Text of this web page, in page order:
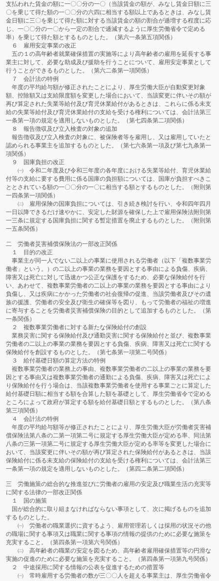
支払われた賃金の額に一〇〇分の一〇（当該賃金の額が、みなし賃金日額に三
〇を乗じて得た額の一〇〇分の六四に相当する額以上であるときは、みなし賃
金日額に三〇を乗じて得た額に対する当該賃金の額の割合が逓増する程度に応
じ、一〇〇分の一〇から一定の割合で逓減するように厚生労働省令で定める
率）を乗じて得た額とするものとした。（第六一条第五項関係）
６ 雇用安定事業の改正
五の１の高年齢者就業確保措置の実施等により高年齢者の雇用を延長する事
業主に対して、必要な助成及び援助を行うことについて、雇用安定事業として
行うことができるものとした。（第六二条第一項関係）
７ 会計法の特例
年度の平均給与額が修正されたことにより、厚生労働大臣が自動変更対象
額、控除額又は支給限度額を変更した場合において、当該変更に伴いその額が
再び算定された失業等給付及び育児休業給付があるときは、これらに係る未支
給の失業等給付及び育児休業給付の支給を受ける権利については、会計法第三
一条第一項の規定を適用しないものとした。（第七四条第二項関係）
８ 報告徴収及び立入検査の対象の追加
報告徴収及び立入検査の対象に、被保険者等を雇用し、又は雇用していたと
認められる事業主を追加するものとした。（第七六条第一項及び第七九条第一
項関係）
９ 国庫負担の改正
㈠ 令和二年度及び令和三年度の各年度における失業等給付、育児休業給
付等の支給に要する費用に係る国庫の負担額については、国庫が負担すべきこ
ととされている額の一〇〇分の一〇に相当する額とするものとした。（附則第
一四条第一項関係）
㈡ 雇用保険の国庫負担については、引き続き検討を行い、令和四年四月
一日以降できるだけ速やかに、安定した財源を確保した上で雇用保険法附則第
一三条に規定する国庫負担に関する暫定措置を廃止するものとした。（附則第
一五条関係）
二 労働者災害補償保険法の一部改正関係
１ 目的の改正
事業主が同一人でない二以上の事業に使用される労働者（以下「複数事業労
働者」という。）の二以上の事業の業務を要因とする事由による負傷、疾病、
障害又は死亡に対して迅速かつ公正な保護をするため、必要な保険給付を行
い、あわせて、複数事業労働者の二以上の事業の業務を要因とする事由により
負傷し、又は疾病にかかった労働者の社会復帰の促進、当該労働者及びその遺
族の援護、労働者の安全及び衛生の確保等を図り、もって労働者の福祉の増進
に寄与することを労働者災害補償保険の目的として追加するものとした。（第
一条関係）
２ 複数事業労働者に対する新たな保険給付の創設
業務災害に関する保険給付及び通勤災害に関する保険給付と並び、複数事業
労働者の二以上の事業の業務を要因とする負傷、疾病、障害又は死亡に関する
保険給付を創設するものとした。（第七条第一項第二号関係）
３ 給付基礎日額の算定方法の特例
複数事業労働者の業務上の事由、複数事業労働者の二以上の事業の業務を要
因とする事由又は複数事業労働者の通勤による負傷、疾病、障害又は死亡によ
り保険給付を行う場合は、当該複数事業労働者を使用する事業ごとに算定した
給付基礎日額に相当する額を合算した額を基礎として、厚生労働省令で定める
ところによって政府が算定する額を給付基礎日額とするものとした。（第八条
第三項関係）
４ 会計法の特例
年度の平均給与額等が修正されたことにより、厚生労働大臣が労働者災害補
償保険法第八条の二第一項第二号に規定する厚生労働大臣が定める率、同法第
八条の三第一項第二号に規定する厚生労働大臣が定める率等を変更した場合に
おいて、当該変更に伴いその額が再び算定された保険給付があるときは、当該
保険給付に係る未支給の保険給付の支給を受ける権利については、会計法第三
一条第一項の規定を適用しないものとした。（第四二条第二項関係）
三 労働施策の総合的な推進並びに労働者の雇用の安定及び職業生活の充実等
に関する法律の一部改正関係
１ 国の施策
国が総合的に取り組まなければならない事項として、次に掲げるものを追加
するものとした。
㈠ 労働者の職業選択に資するよう、雇用管理若しくは採用の状況その他
の職場に関する事項又は職業に関する事項の情報の提供のために必要な施策を
充実すること。（第四条第一項第六号関係）
㈡ 高年齢者の職業の安定を図るため、高年齢者雇用確保措置等の円滑な
実施の促進のために必要な施策を充実すること。（第四条第一項第九号関係）
２ 中途採用に関する情報の公表を促進するための措置等
㈠ 常時雇用する労働者の数が三〇〇人を超える事業主は、厚生労働省令